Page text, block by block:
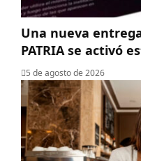
Una nueva
PATRIA se activó
5 de agosto de 2026